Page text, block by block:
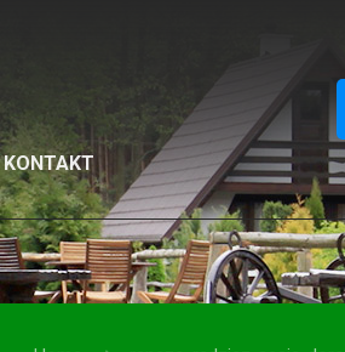
KONTAKT